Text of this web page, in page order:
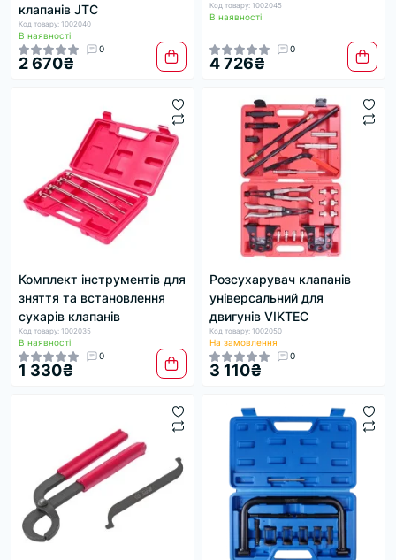
клапанів JTC
Код товару: 1002040
В наявності
0
2 670₴
Код товару: 1002045
В наявності
0
4 726₴
Комплект інструментів для
зняття та встановлення
сухарів клапанів
Код товару: 1002035
В наявності
0
1 330₴
Розсухарувач клапанів
універсальний для
двигунів VIKTEC
Код товару: 1002050
На замовлення
0
3 110₴